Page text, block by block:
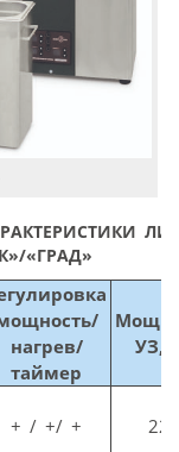
«ГРАД»
нагрев/
таймер
УЗ,
+ / +/ + 220